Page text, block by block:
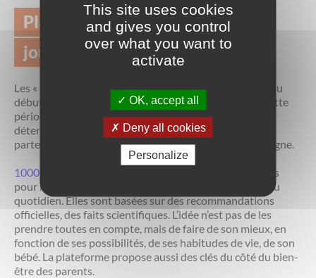
Plateforme les 1000 premiers
jours
Les « 1000 premiers jours », est une période qui court du
début de la grossesse jusqu’au deux ans de l’enfant. Cette
période est reconnue comme très particulière et
déterminante pour la santé. C’est pourquoi l’État, en
partenariat avec Santé Publique France vous accompagne.
1000 premiers jours
recense de très nombreuses pistes
pour repenser, améliorer ou ajuster certaines choses du
quotidien. Elles sont basées sur des recommandations
officielles, des faits scientifiques. L’idée n’est pas de les
prendre toutes en compte, mais de faire de son mieux, en
fonction de ses possibilités, de ses habitudes de vie, de son
bébé. La plateforme propose aussi des clés du côté du bien-
être des parents.
This site uses cookies
and gives you control
over what you want to
activate
OK, accept all
Deny all cookies
Personalize